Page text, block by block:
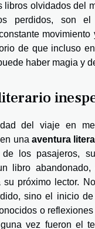
libros olvidados del
perdidos, son
movimiento
de que incluso
haber magia y
del viaje en
una aventura
los pasajeros,
libro abandonado,
próximo lector.
sino el inicio
o
vez fueron el